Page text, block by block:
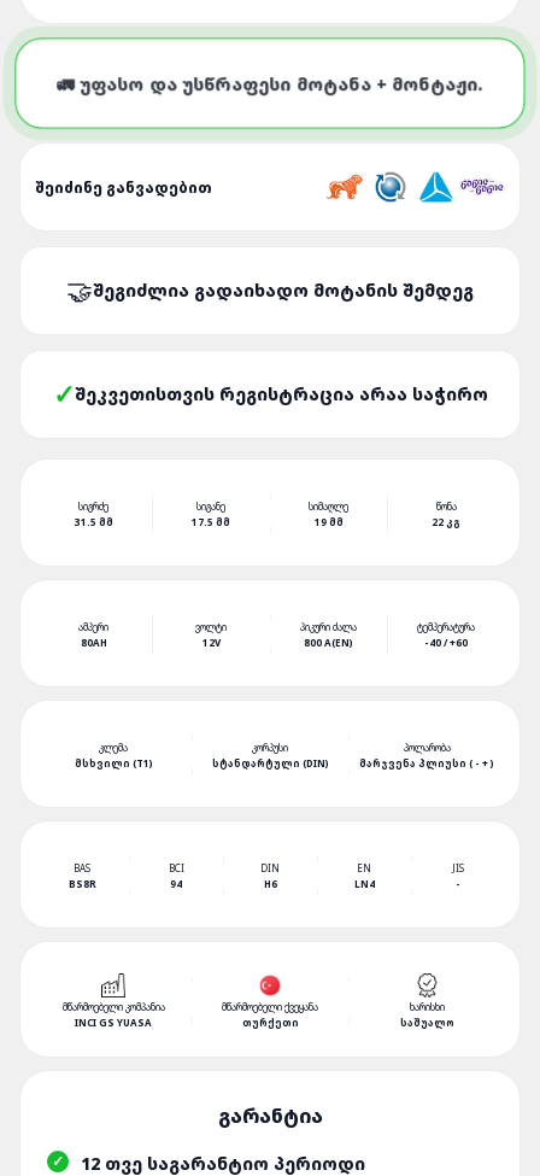
ᲡᲘᲒᲠᲫᲔ
31.5 ᲛᲛ
ᲡᲘᲒᲐᲜᲔ
17.5 ᲛᲛ
ᲡᲘᲛᲐᲦᲚᲔ
19 ᲛᲛ
ᲬᲝᲜᲐ
22 ᲙᲒ
ᲐᲛᲞᲔᲠᲘ
80AH
ᲕᲝᲚᲢᲘ
12V
ᲞᲘᲙᲣᲠᲘ ᲫᲐᲚᲐ
800 A(EN)
ᲢᲔᲛᲞᲔᲠᲐᲢᲣᲠᲐ
-40 / +60
ᲙᲚᲔᲛᲐ
ᲛᲡᲮᲕᲘᲚᲘ (T1)
ᲙᲝᲠᲞᲣᲡᲘ
ᲡᲢᲐᲜᲓᲐᲠᲢᲣᲚᲘ (DIN)
ᲞᲝᲚᲐᲠᲝᲑᲐ
ᲛᲐᲠᲯᲕᲔᲜᲐ ᲞᲚᲘᲣᲡᲘ ( - + )
BAS
BS8R
BCI
94
DIN
H6
EN
LN4
JIS
-
INCI GS YUASA
ᲛᲬᲐᲠᲛᲝᲔᲑᲔᲚᲘ ᲙᲝᲛᲞᲐᲜᲘᲐ
ᲗᲣᲠᲥᲔᲗᲘ
ᲛᲬᲐᲠᲛᲝᲔᲑᲔᲚᲘ ᲥᲕᲔᲧᲐᲜᲐ
ᲡᲐᲨᲣᲐᲚᲝ
ᲮᲐᲠᲘᲡᲮᲘ
12 ᲗᲕᲔ ᲡᲐᲒᲐᲠᲐᲜᲢᲘᲝ ᲞᲔᲠᲘᲝᲓᲘ
🚛 ᲣᲤᲐᲡᲝ ᲓᲐ ᲣᲡᲬᲠᲐᲤᲔᲡᲘ ᲛᲝᲢᲐᲜᲐ + ᲛᲝᲜᲢᲐᲟᲘ.
ᲨᲔᲘᲫᲘᲜᲔ ᲒᲐᲜᲕᲐᲓᲔᲑᲘᲗ
ᲨᲔᲒᲘᲫᲚᲘᲐ ᲒᲐᲓᲐᲘᲮᲐᲓᲝ ᲛᲝᲢᲐᲜᲘᲡ ᲨᲔᲛᲓᲔᲒ
ᲨᲔᲙᲕᲔᲗᲘᲡᲗᲕᲘᲡ ᲠᲔᲒᲘᲡᲢᲠᲐᲪᲘᲐ ᲐᲠᲐᲐ ᲡᲐᲭᲘᲠᲝ